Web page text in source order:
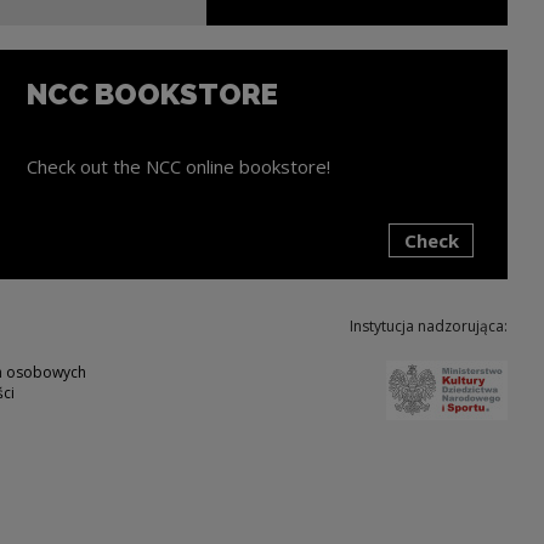
NCC BOOKSTORE
Check out the NCC online bookstore!
Check
osobowych
Instytucja nadzorująca: